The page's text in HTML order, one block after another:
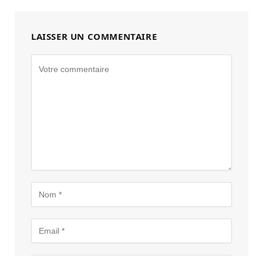
LAISSER UN COMMENTAIRE